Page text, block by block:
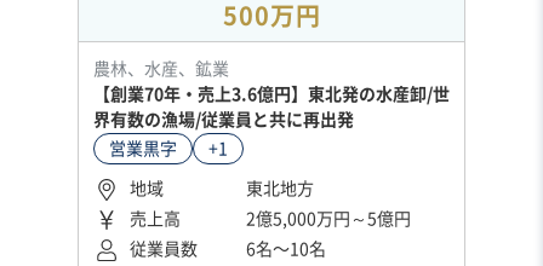
500万円
農林、水産、鉱業
【創業70年・売上3.6億円】東北発の水産卸/世
界有数の漁場/従業員と共に再出発
営業黒字
+1
地域
東北地方
売上高
2億5,000万円～5億円
従業員数
6名〜10名